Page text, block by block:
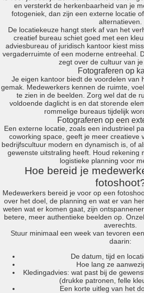
en versterkt de herkenbaarheid van je
fotogeniek, dan zijn een externe locatie
alternatieven.
De locatiekeuze hangt sterk af van het
creatief bureau schiet goed met een
adviesbureau of juridisch kantoor kiest
vergaderruimte of een moderne entreehal.
zegt over de cultuur van je
Fotograferen op
Je eigen kantoor biedt de voordelen van
gemak. Medewerkers kennen de ruimte,
te zien in de beelden. Zorg wel dat de
voldoende daglicht is en dat storende
rommelige bureaus tijdelijk
Fotograferen op een
Een externe locatie, zoals een industrieel
coworking space, geeft je meer creatieve
bedrijfscultuur modern en dynamisch is, of
gewenste uitstraling heeft. Houd rekening
logistieke planning voor
Hoe bereid je
Medewerkers bereid je voor op een
over het doel, de planning en wat er van
weten wat er komen gaat, zijn
betere, meer authentieke beelden op.
averechts.
Stuur minimaal een week van tevoren
daarin:
De datum, tijd en
Hoe lang ze
Kledingadvies: wat past bij de
(drukke patronen, felle
Een korte uitleg van het